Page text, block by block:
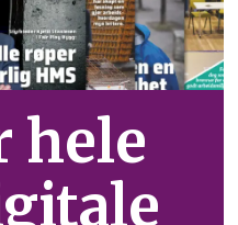
hele